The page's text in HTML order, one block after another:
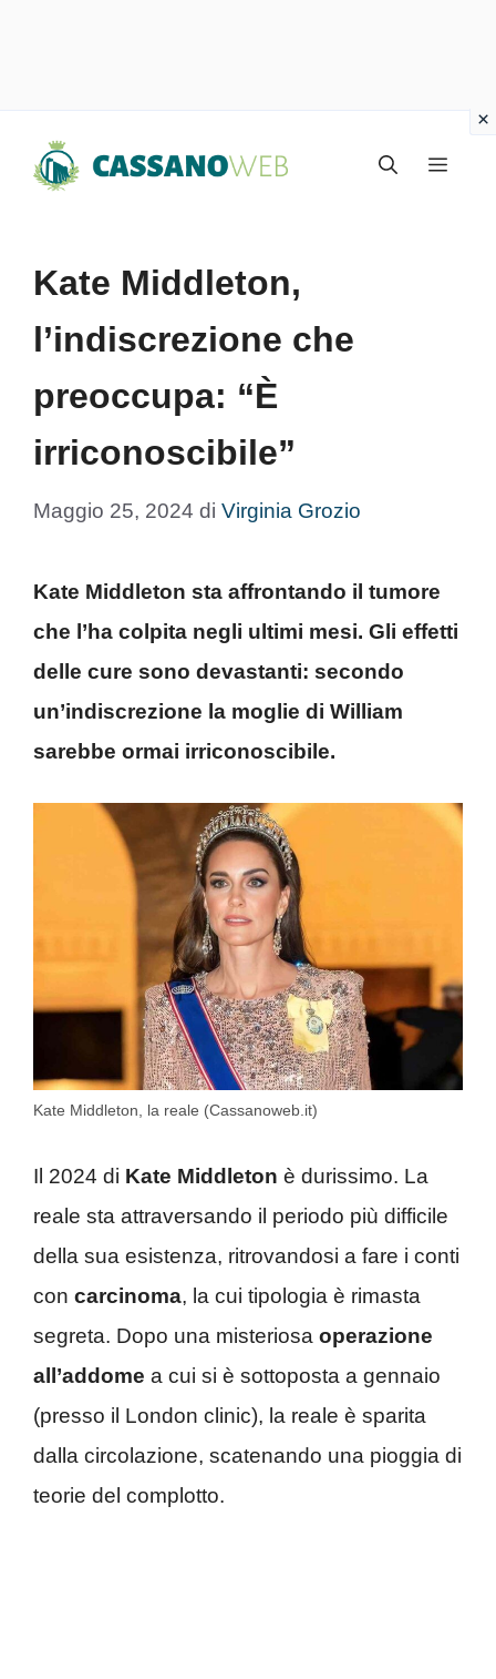
Menu
Kate Middleton,
l’indiscrezione che
preoccupa: “È
irriconoscibile”
Maggio 25, 2024 di Virginia Grozio
Kate Middleton sta affrontando il tumore
che l’ha colpita negli ultimi mesi. Gli effetti
delle cure sono devastanti: secondo
un’indiscrezione la moglie di William
sarebbe ormai irriconoscibile.
Kate Middleton, la reale (Cassanoweb.it)
Il 2024 di Kate Middleton è durissimo. La
reale sta attraversando il periodo più difficile
della sua esistenza, ritrovandosi a fare i conti
con carcinoma, la cui tipologia è rimasta
segreta. Dopo una misteriosa operazione
all’addome a cui si è sottoposta a gennaio
(presso il London clinic), la reale è sparita
dalla circolazione, scatenando una pioggia di
teorie del complotto.